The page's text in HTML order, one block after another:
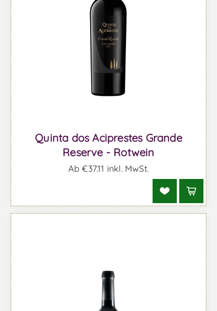
Quinta dos Aciprestes Grande
Reserve - Rotwein
Ab €37,11 inkl. MwSt.